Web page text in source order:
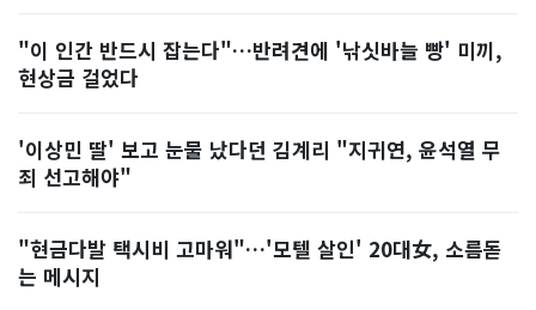
"이 인간 반드시 잡는다"…반려견에 '낚싯바늘 빵' 미끼,
현상금 걸었다
'이상민 딸' 보고 눈물 났다던 김계리 "지귀연, 윤석열 무
죄 선고해야"
"현금다발 택시비 고마워"…'모텔 살인' 20대女, 소름돋
는 메시지